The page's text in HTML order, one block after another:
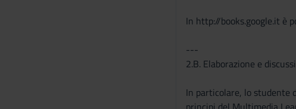
In http://books.google.it è
---
2.B. Elaborazione e
In particolare, lo studente